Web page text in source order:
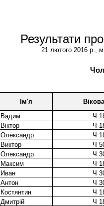
Результати
21 лютого 2016 р.,
Ім'я
Вадим
Ч
Віктор
Ч
Олександр
Ч
Виктор
Ч
Олександр
Ч
Максим
Ч
Иван
Ч
Антон
Ч
Костянтин
Ч
Дмитрій
Ч